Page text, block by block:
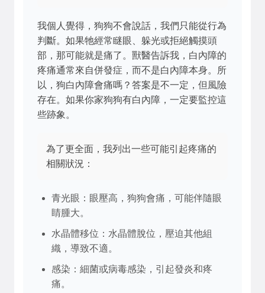
我個人覺得，狗狗不會說話，我們只能從行為
判斷。如果牠經常瞇眼、躲光或拒絕觸摸頭
部，那可能就是痛了。獸醫告訴我，白內障的
疼痛通常來自併發症，而不是白內障本身。所
以，狗白內障會痛嗎？答案是不一定，但風險
存在。如果你家狗狗有白內障，一定要監控這
些跡象。
為了更全面，我列出一些可能引起疼痛的
相關狀況：
青光眼：眼壓高，狗狗會痛，可能伴隨眼
睛腫大。
水晶體移位：水晶體脫位，壓迫其他組
織，導致不適。
感染：細菌或病毒感染，引起發炎和疼
痛。